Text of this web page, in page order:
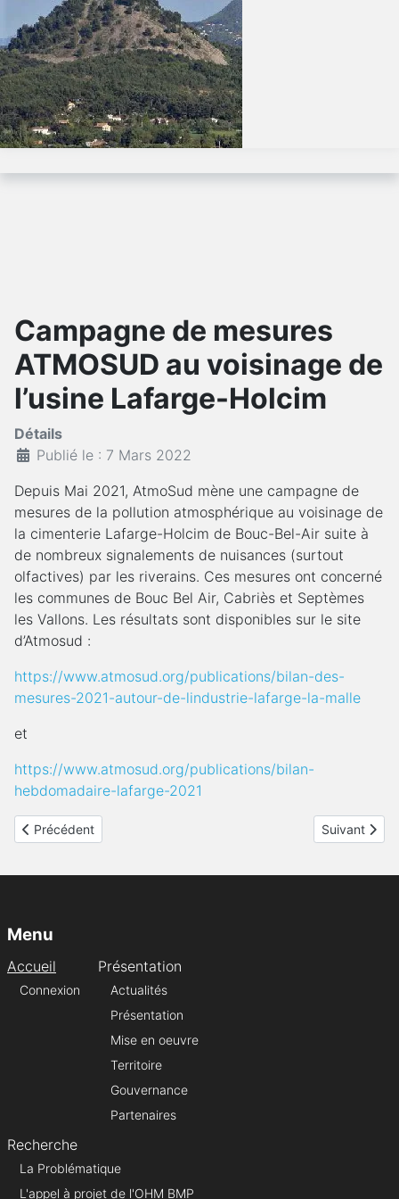
Campagne de mesures
ATMOSUD au voisinage de
l’usine Lafarge-Holcim
Détails
Publié le : 7 Mars 2022
Depuis Mai 2021, AtmoSud mène une campagne de
mesures de la pollution atmosphérique au voisinage de
la cimenterie Lafarge-Holcim de Bouc-Bel-Air suite à
de nombreux signalements de nuisances (surtout
olfactives) par les riverains. Ces mesures ont concerné
les communes de Bouc Bel Air, Cabriès et Septèmes
les Vallons. Les résultats sont disponibles sur le site
d’Atmosud :
https://www.atmosud.org/publications/bilan-des-
mesures-2021-autour-de-lindustrie-lafarge-la-malle
et
https://www.atmosud.org/publications/bilan-
hebdomadaire-lafarge-2021
Article précédent : Séminaire 2022 de l'OHM BMP : les
Précédent Article
Suivant
Menu
Accueil
Connexion
Présentation
Actualités
Présentation
Mise en oeuvre
Territoire
Gouvernance
Partenaires
Recherche
La Problématique
L'appel à projet de l'OHM BMP